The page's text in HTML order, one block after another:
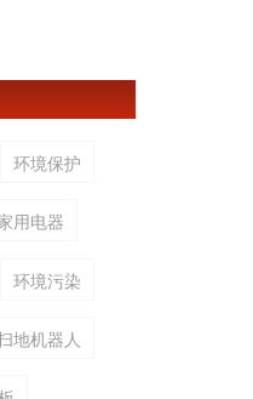
环境保护
用电器
环境污染
地机器人